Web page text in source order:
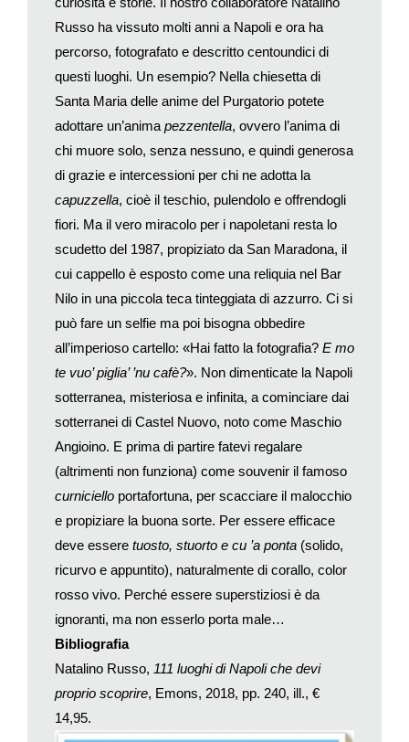
un dettaglio (un profumo, un sapore, una canzone) per
risvegliare i ricordi. E sarà ancora più facile se nel nostro
viaggio avremo tenuto un diario o riempito una scatola delle
meraviglie con biglietti, souvenir, foglie d’albero secche…
Fin qui tutto bene. A patto naturalmente che il nostro viaggio sia
incontri e soprattutto pieno di sorprese. Lo sottolineo perché le
nuove tecnologie stanno cambiando il nostro modo di
viaggiare. Per esempio qualche giorno fa Tripadvisor, il portale
dedicato alle recensioni di alberghi, ristoranti, musei eccettera
(se ne contano più di 660 milioni), ha annunciato di volersi
avvicinare alla formula dei social network. Già oggi riceviamo
molte informazioni turistiche attraverso Facebook, ma queste
sono mescolate a molte altre, secondo i capricci dell’algoritmo.
State pensando a Parigi? Subito riceverete informazioni sui
luoghi visitati dai vostri amici (o dagli esperti dei quali vi fidate,
per esempio i giornalisti di «National Geographic»), con le
relative recensioni: un albergo di tendenza, un museo
divertente, un ristorante etnico nascosto, un locale con buona
musica, il bar per l’ultimo bicchiere della serata. Con un
semplice click potrete aggiungere queste tappe al vostro
itinerario in gestazione. E dopo il ritorno, altri aspiranti
Meraviglioso, da un certo punto di vista: prima ancora di averci
messo piede, saprete cosa aspettarvi. E certo non siete
obbligati a ricalcare i passi dei vostri amici, ma quanti avranno
il coraggio di sfidare una recensione negativa, di uscire da una
via così ben tracciata, esponendosi a scoperte ma anche a
inevitabili delusioni? In questo modo, tuttavia, il viaggio
potrebbe perdere la sua capacità di sottrarci alle nostre
E quando i nostri ricordi saranno uguali a quelli di tanti altri,
Russo ha vissuto molti anni a Napoli e ora ha
percorso, fotografato e descritto centoundici di
questi luoghi. Un esempio? Nella chiesetta di
Santa Maria delle anime del Purgatorio potete
adottare un’anima pezzentella, ovvero l’anima di
chi muore solo, senza nessuno, e quindi generosa
di grazie e intercessioni per chi ne adotta la
capuzzella, cioè il teschio, pulendolo e offrendogli
fiori. Ma il vero miracolo per i napoletani resta lo
scudetto del 1987, propiziato da San Maradona, il
cui cappello è esposto come una reliquia nel Bar
Nilo in una piccola teca tinteggiata di azzurro. Ci si
può fare un selfie ma poi bisogna obbedire
all’imperioso cartello: «Hai fatto la fotografia? E mo
te vuo’ piglia’ ’nu cafè?». Non dimenticate la Napoli
sotterranea, misteriosa e infinita, a cominciare dai
sotterranei di Castel Nuovo, noto come Maschio
Angioino. E prima di partire fatevi regalare
(altrimenti non funziona) come souvenir il famoso
curniciello portafortuna, per scacciare il malocchio
e propiziare la buona sorte. Per essere efficace
deve essere tuosto, stuorto e cu ’a ponta (solido,
ricurvo e appuntito), naturalmente di corallo, color
rosso vivo. Perché essere superstiziosi è da
ignoranti, ma non esserlo porta male…
Bibliografia
Natalino Russo, 111 luoghi di Napoli che devi
proprio scoprire, Emons, 2018, pp. 240, ill., €
14,95.